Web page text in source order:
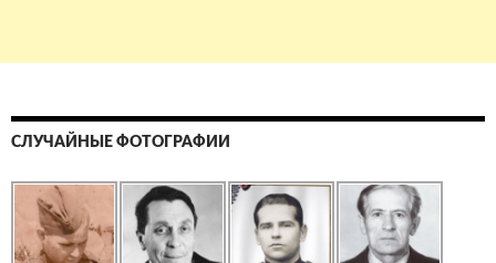
СЛУЧАЙНЫЕ ФОТОГРАФИИ